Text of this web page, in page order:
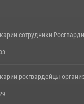
сотрудники
росгвардейцы